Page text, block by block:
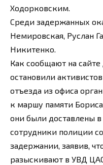
Ходорковским.
Среди задержанных
Немировская, Руслан
Никитенко.
Как сообщают на
остановили
отъезда из офиса
к маршу памяти
они были доставлены
сотрудники полиции
задержании, заявив,
разыскивают в УВД